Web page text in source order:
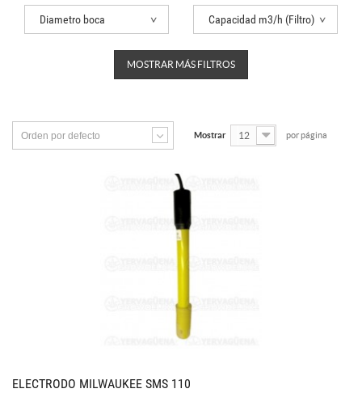
Diametro boca Capacidad m3/h (Filtro)
MOSTRAR MÁS FILTROS
Orden por defecto Mostrar 12 por página
ELECTRODO MILWAUKEE SMS 110